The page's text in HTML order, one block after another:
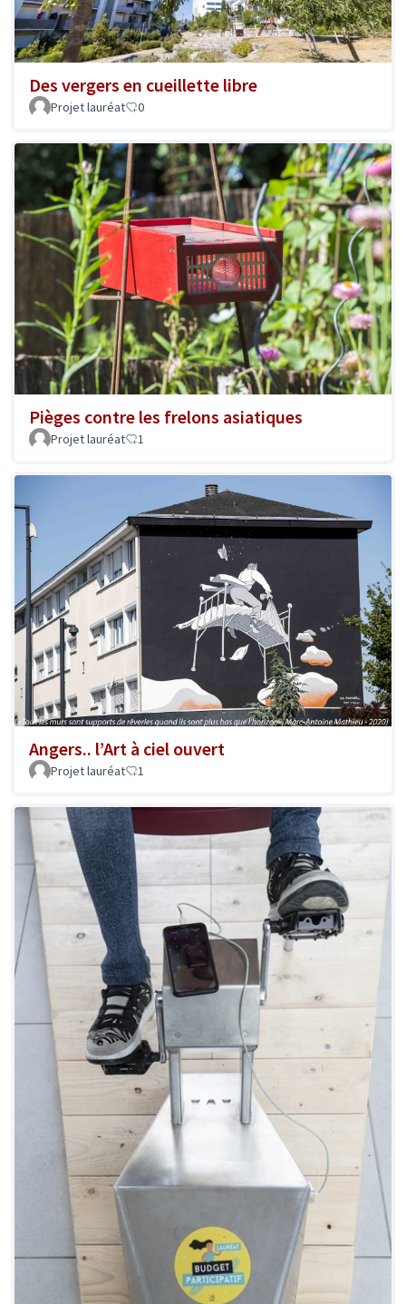
Des vergers en cueillette libre
Projet lauréat 0
Pièges contre les frelons asiatiques
Projet lauréat 1
Angers.. l’Art à ciel ouvert
Projet lauréat 1